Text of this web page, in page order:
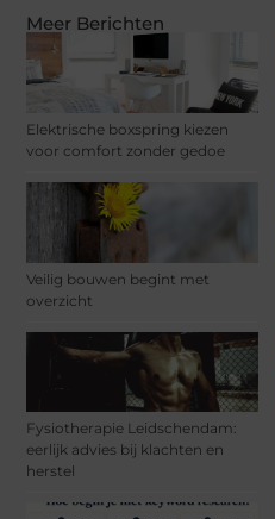
Meer Berichten
Elektrische boxspring kiezen
voor comfort zonder gedoe
Veilig bouwen begint met
overzicht
Fysiotherapie Leidschendam:
eerlijk advies bij klachten en
herstel